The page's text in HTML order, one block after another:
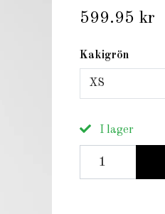
599.95 kr
Kakigrön
XS
I lager